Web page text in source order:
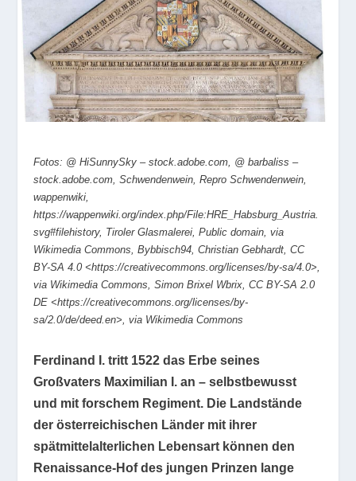
Fotos: @ HiSunnySky – stock.adobe.com, @ barbaliss –
stock.adobe.com, Schwendenwein, Repro Schwendenwein,
wappenwiki,
https://wappenwiki.org/index.php/File:HRE_Habsburg_Austria.
svg#filehistory, Tiroler Glasmalerei, Public domain, via
Wikimedia Commons, Bybbisch94, Christian Gebhardt, CC
BY-SA 4.0 <https://creativecommons.org/licenses/by-sa/4.0>,
via Wikimedia Commons, Simon Brixel Wbrix, CC BY-SA 2.0
DE <https://creativecommons.org/licenses/by-
sa/2.0/de/deed.en>, via Wikimedia Commons
Ferdinand I. tritt 1522 das Erbe seines
Großvaters Maximilian I. an – selbstbewusst
und mit forschem Regiment. Die Landstände
der österreichischen Länder mit ihrer
spätmittelalterlichen Lebensart können den
Renaissance-Hof des jungen Prinzen lange